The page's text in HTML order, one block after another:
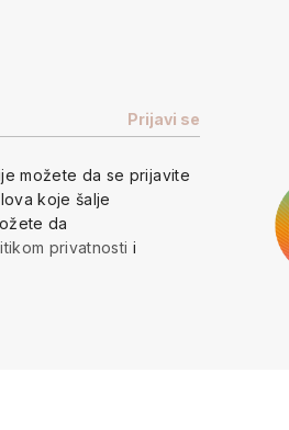
možete da se prijavite
koje šalje
da
privatnosti i